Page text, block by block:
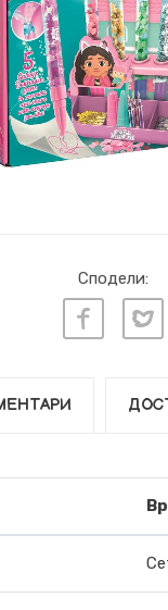
Сподели: